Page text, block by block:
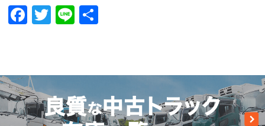
Facebook
Twitter
Line